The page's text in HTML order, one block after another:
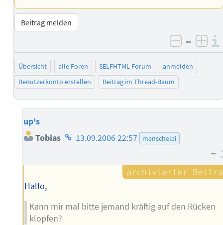
Beitrag melden
negativ
–
Übersicht alle Foren SELFHTML-Forum
anmelden
Benutzerkonto erstellen
Beitrag im Thread-Baum
up's
Tobias Homepage
Autors
13.09.2006 22:57 menschelei
–
Hallo,
Kann mir mal bitte jemand kräftig auf den Rücken
klopfen?